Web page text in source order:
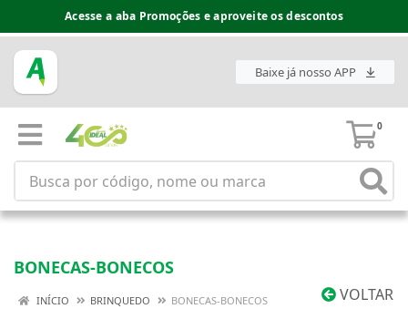
Acesse a aba Promoções e aproveite os descontos
Baixe já nosso APP
0
BONECAS-BONECOS
VOLTAR
INÍCIO BRINQUEDO BONECAS-BONECOS